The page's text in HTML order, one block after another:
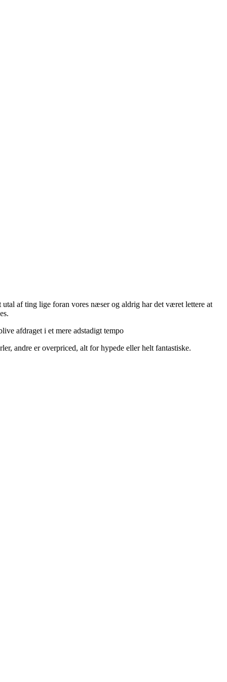
af ting lige foran vores næser og aldrig har det været lettere at
afdraget i et mere adstadigt tempo
andre er overpriced, alt for hypede eller helt fantastiske.